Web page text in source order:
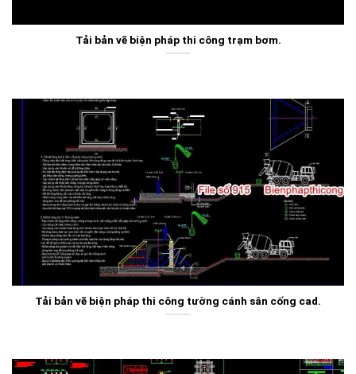
Tải bản vẽ biện pháp thi công trạm bơm.
Tải bản vẽ biện pháp thi công tường cánh sân cống cad.